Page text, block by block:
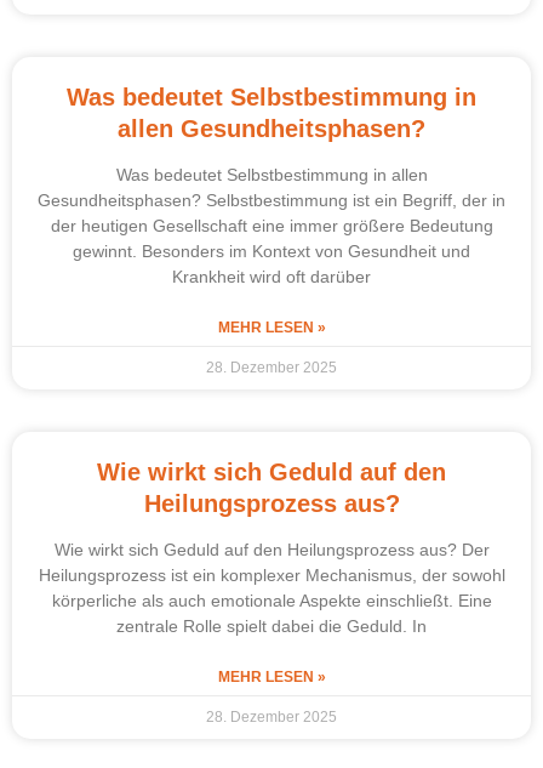
Was bedeutet Selbstbestimmung in
allen Gesundheitsphasen?
Was bedeutet Selbstbestimmung in allen
Gesundheitsphasen? Selbstbestimmung ist ein Begriff, der in
der heutigen Gesellschaft eine immer größere Bedeutung
gewinnt. Besonders im Kontext von Gesundheit und
Krankheit wird oft darüber
MEHR LESEN »
28. Dezember 2025
Wie wirkt sich Geduld auf den
Heilungsprozess aus?
Wie wirkt sich Geduld auf den Heilungsprozess aus? Der
Heilungsprozess ist ein komplexer Mechanismus, der sowohl
körperliche als auch emotionale Aspekte einschließt. Eine
zentrale Rolle spielt dabei die Geduld. In
MEHR LESEN »
28. Dezember 2025